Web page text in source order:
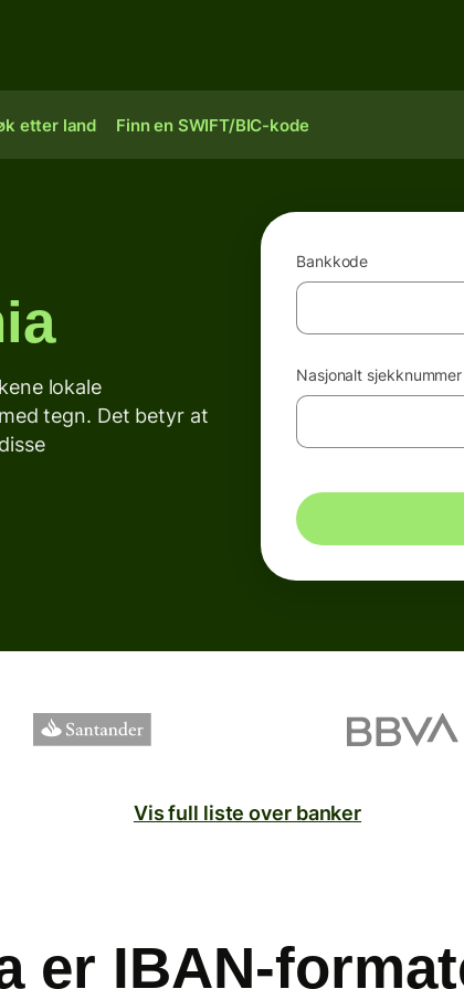
etter land Finn en SWIFT/BIC-kode
lokale
tegn. Det betyr at
Bankkode
Nasjonalt sjekknummer
Vis full liste over banker
er IBAN-